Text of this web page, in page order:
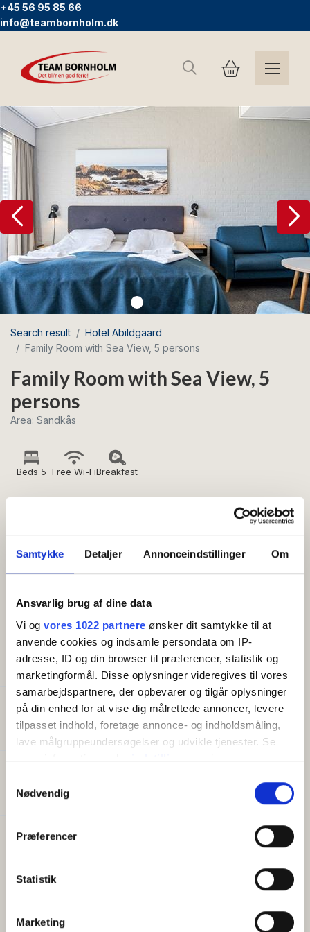
Samtykke Detaljer Annonceindstillinger Om
Ansvarlig brug af dine data
Vi og vores 1022 partnere ønsker dit samtykke til at
anvende cookies og indsamle persondata om IP-
adresse, ID og din browser til præferencer, statistik og
marketingformål. Disse oplysninger videregives til vores
samarbejdspartnere, der opbevarer og tilgår oplysninger
på din enhed for at vise dig målrettede annoncer, levere
tilpasset indhold, foretage annonce- og indholdsmåling,
lave målgruppeundersøgelser og udvikle tjenester. Se
mere information underindstillingerog i vores
tilbage eller ændre indstillinger fra vores
"Cookiedeklaration", eller ved at trykke på "Privacy
Indsamle præcise oplysninger om din placering,
Identificere din enhed baseret på en scanning af
dens unikke karakteristika (fingerprinting)
Nødvendig
Præferencer
Statistik
Marketing
+45 56 95 85 66
info@teambornholm.dk
Search
Search result
Hotel Abildgaard
Family Room with Sea View, 5 persons
Family Room with Sea View, 5
persons
Area: Sandkås
Beds 5 Free Wi-FiBreakfast
Large family room with sea views, as well as a
combined sleeping and living room (sleeps 2) and
an extra bedroom (sleeps 3). All-inclusive:
Breakfast and a large dinner buffet with drinks are
AMENITIES
Capacity
Beds: 5
Breakfast
Facilities
Refrigerator